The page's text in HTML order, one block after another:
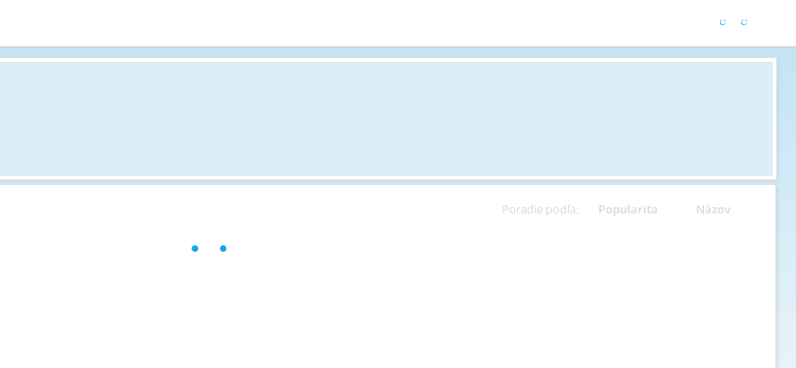
Poradie podľa: Popularita Názov